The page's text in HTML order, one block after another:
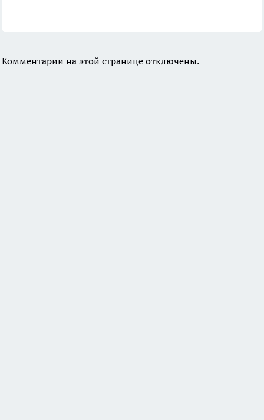
Комментарии на этой странице отключены.